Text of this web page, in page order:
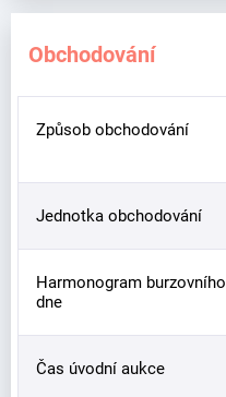
Obchodování
Způsob obchodování
Jednotka obchodování
Harmonogram burzovního
dne
Čas úvodní aukce